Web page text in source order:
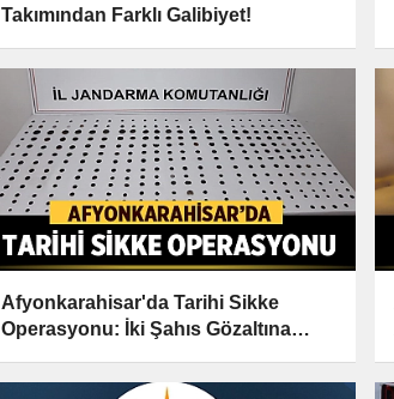
Takımından Farklı Galibiyet!
Afyonkarahisar'da Tarihi Sikke
Operasyonu: İki Şahıs Gözaltına